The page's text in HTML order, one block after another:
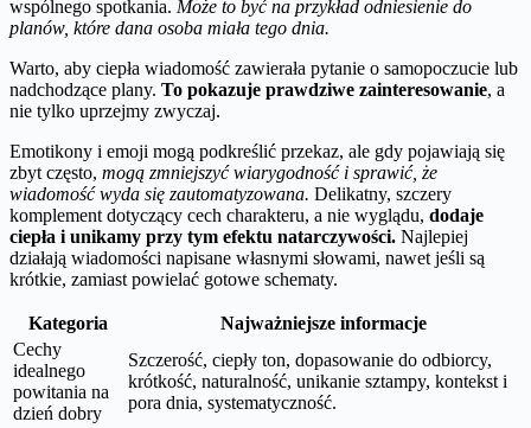
wspólnego spotkania. Może to być na przykład odniesienie do
planów, które dana osoba miała tego dnia.
Warto, aby ciepła wiadomość zawierała pytanie o samopoczucie lub
nadchodzące plany. To pokazuje prawdziwe zainteresowanie, a
nie tylko uprzejmy zwyczaj.
Emotikony i emoji mogą podkreślić przekaz, ale gdy pojawiają się
zbyt często, mogą zmniejszyć wiarygodność i sprawić, że
wiadomość wyda się zautomatyzowana. Delikatny, szczery
komplement dotyczący cech charakteru, a nie wyglądu, dodaje
ciepła i unikamy przy tym efektu natarczywości. Najlepiej
działają wiadomości napisane własnymi słowami, nawet jeśli są
krótkie, zamiast powielać gotowe schematy.
Kategoria
Najważniejsze informacje
Cechy
idealnego
powitania na
dzień dobry
Szczerość, ciepły ton, dopasowanie do odbiorcy,
krótkość, naturalność, unikanie sztampy, kontekst i
pora dnia, systematyczność.